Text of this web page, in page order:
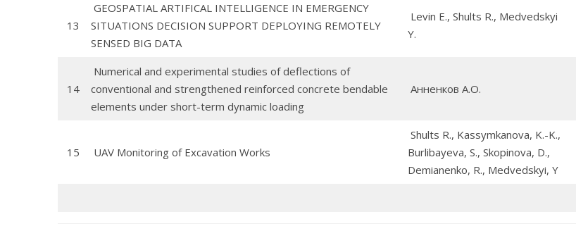
13
GEOSPATIAL ARTIFICAL INTELLIGENCE IN EMERGENCY
SITUATIONS DECISION SUPPORT DEPLOYING REMOTELY
SENSED BIG DATA
Levin Е., Shults R., Medvedskyi
Y.
14
Numerical and experimental studies of deflections of
conventional and strengthened reinforced concrete bendable
elements under short-term dynamic loading
Анненков А.О.
15 UAV Monitoring of Excavation Works
Shults R., Kassymkanova, K.-K.,
Burlibayeva, S., Skopinova, D.,
Demianenko, R., Medvedskyi, Y